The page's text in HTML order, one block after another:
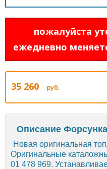
пожалуйста
ежедневно
35 260 руб.
Описание
Новая оригинальная
Оригинальные
01 478 969.